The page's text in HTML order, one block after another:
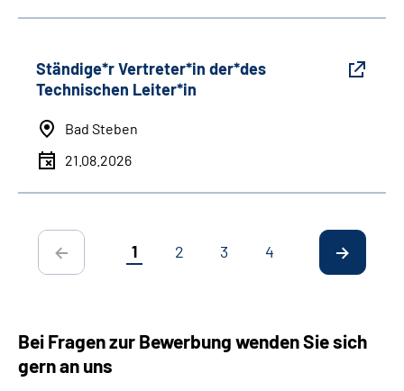
Ständige*r Vertreter*in der*des
Technischen Leiter*in
Bad Steben
21.08.2026
1 2 3 4
Bei Fragen zur Bewerbung wenden Sie sich
gern an uns